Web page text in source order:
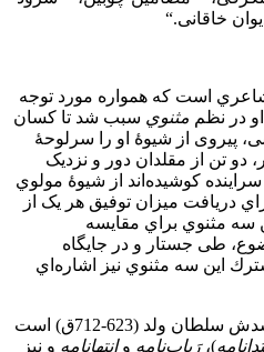
خاقانی.“
مولوي (604-672ق) شاعري است كه همواره مورد توجه
در نظم مثنوي سبب شد تا كسان
پیروی از شیوۀ او را سرلوحۀ
دو تن از مقلدان دور و نزدیک
کوشیده‌اند از شیوۀ مولوي
دريافت ميزان توفيق هر یک از
سه مثنوي براي مقايسه
طی جستار و در جایگاه
اين سه مثنوي نيز اشاره‌اي
نخستين مقلد مولوی، فرزند ارشدش سلطان ولد (623-712ق) است
)،رَبابنامه وانتهانامه و نيز